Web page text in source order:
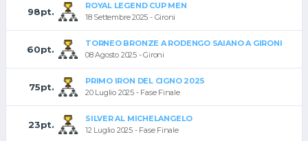
98pt.
ROYAL LEGEND CUP MEN
18 Settembre 2025 - Gironi
60pt.
TORNEO BRONZE A RODENGO SAIANO A GIRONI
08 Agosto 2025 - Gironi
75pt.
PRIMO IRON DEL CIGNO 2025
20 Luglio 2025 - Fase Finale
23pt.
SILVER AL MICHELANGELO
12 Luglio 2025 - Fase Finale